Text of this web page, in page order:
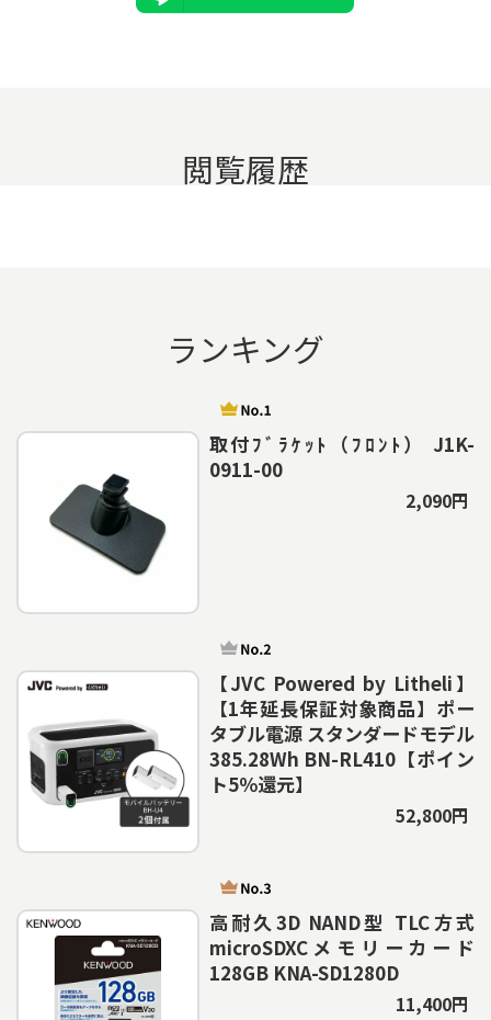
閲覧履歴
ランキング
取付ﾌﾞﾗｹｯﾄ（ﾌﾛﾝﾄ） J1K-
0911-00
2,090円
【JVC Powered by Litheli】
【1年延長保証対象商品】ポー
タブル電源 スタンダードモデル
385.28Wh BN-RL410【ポイン
ト5％還元】
52,800円
高耐久3D NAND型 TLC方式
microSDXCメモリーカード
128GB KNA-SD1280D
11,400円